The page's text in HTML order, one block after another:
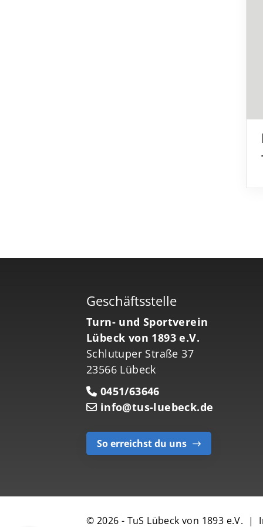
Geschäftsstelle
Turn- und Sportverein
Lübeck von 1893 e.V.
Schlutuper Straße 37
23566 Lübeck
0451/63646
info@tus-luebeck.de
So erreichst du uns
© 2026 - TuS Lübeck von 1893 e.V. |